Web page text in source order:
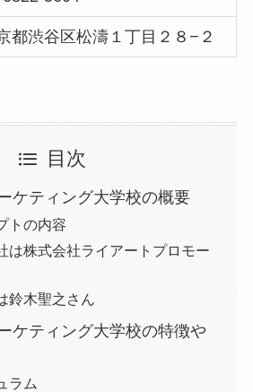
都渋谷区松濤１丁目２８−２
目次
ケティング大学校の概要
トの内容
は株式会社ライアートプロモー
鈴木聖之さん
ケティング大学校の特徴や
ラム